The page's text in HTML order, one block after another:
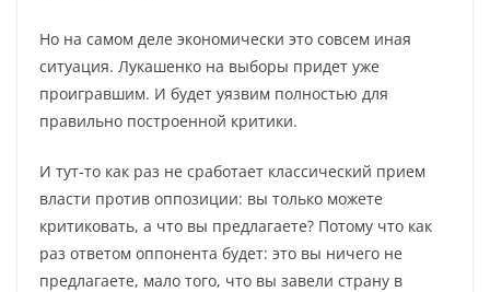
Но на самом деле экономически это совсем иная
ситуация. Лукашенко на выборы придет уже
проигравшим. И будет уязвим полностью для
правильно построенной критики.
И тут-то как раз не сработает классический прием
власти против оппозиции: вы только можете
критиковать, а что вы предлагаете? Потому что как
раз ответом оппонента будет: это вы ничего не
предлагаете, мало того, что вы завели страну в